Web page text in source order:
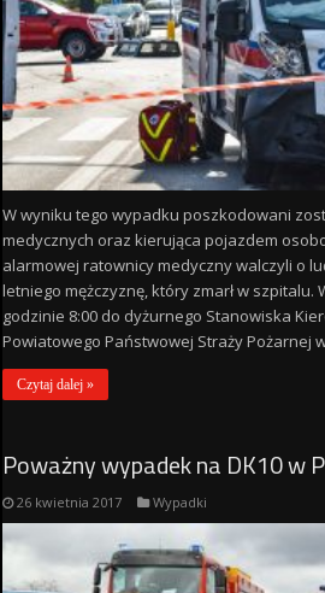
W wyniku tego wypadku poszkodowani
medycznych oraz kierująca pojazdem
alarmowej ratownicy medyczny walczyli o
letniego mężczyznę, który zmarł w szpitalu.
godzinie 8:00 do dyżurnego Stanowiska
Powiatowego Państwowej Straży Pożarnej w
Czytaj dalej »
Poważny wypadek na DK10 w
26 kwietnia 2017 Wypadki